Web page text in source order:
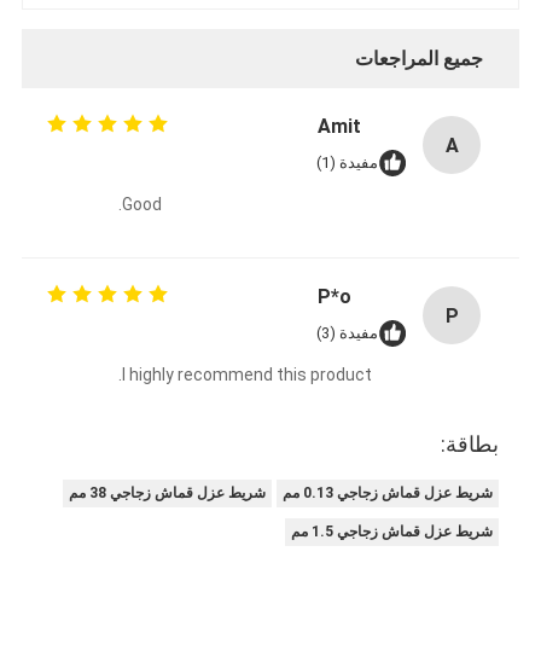
اتصل بنا
شريط عازل لاصق
شريط عازل مقاوم للحرارة
شريط لاصق من القماش الزجاجي
شريط لاصق فيلم بوليميد
شريط لاصق رقائق الألومنيوم
شريط من القماش الزجاجي المصنوع من رقائق الألومنيوم
جميع المراجعات
A
Amit
مفيدة (1)
Good.
P
P*o
مفيدة (3)
I highly recommend this product.
بطاقة:
شريط عزل قماش زجاجي 0.13 مم شريط عزل قماش زجاجي 38 مم
شريط عزل قماش زجاجي 1.5 مم